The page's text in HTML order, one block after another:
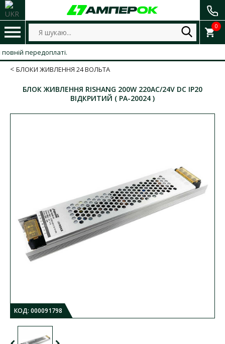
0
передоплаті.
БЛОКИ ЖИВЛЕННЯ 24 ВОЛЬТА
БЛОК ЖИВЛЕННЯ RISHANG 200W 220AC/24V DC IP20
ВІДКРИТИЙ ( PA-20024 )
КОД: 000091798